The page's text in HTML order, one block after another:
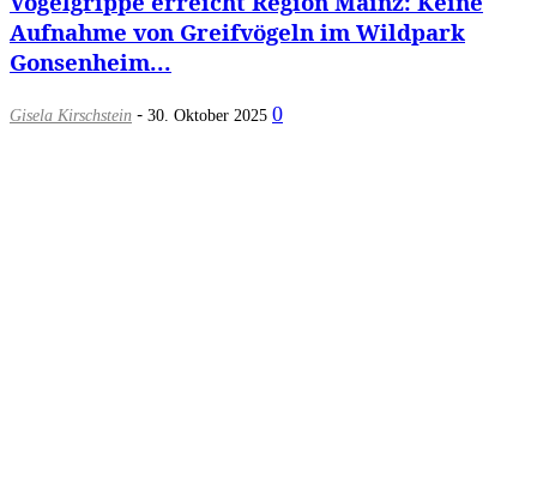
Aufnahme von Greifvögeln im Wildpark
Gonsenheim...
Gisela Kirschstein - 30. Oktober 2025 0